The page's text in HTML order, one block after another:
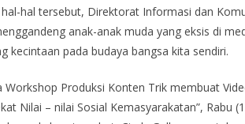
hal tersebut, Direktorat Informasi dan
anak-anak muda yang eksis di
kecintaan pada budaya bangsa kita sendiri.
Workshop Produksi Konten Trik membuat
Nilai – nilai Sosial Kemasyarakatan”,